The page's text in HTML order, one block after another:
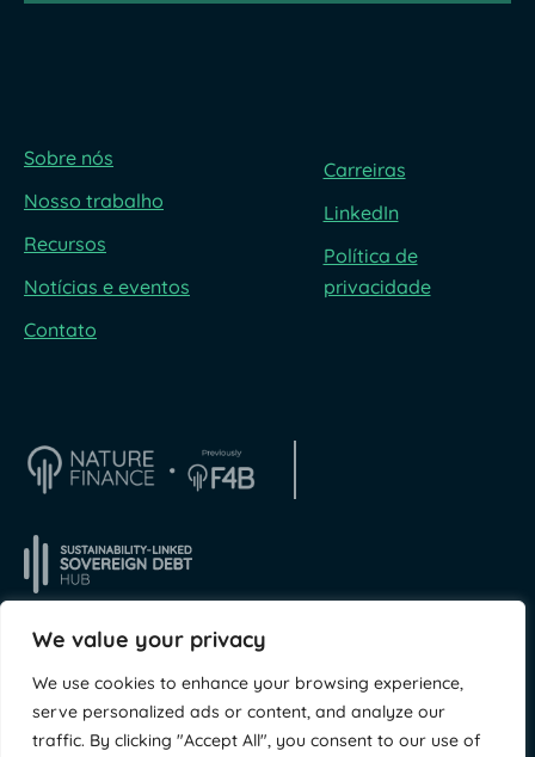
We value your privacy
We use cookies to enhance your browsing experience,
serve personalized ads or content, and analyze our
traffic. By clicking "Accept All", you consent to our use of
Sobre nós
Nosso trabalho
Recursos
Notícias e eventos
Contato
Carreiras
LinkedIn
Política de
privacidade
© NatureFinance 2026 Site daJory & Co